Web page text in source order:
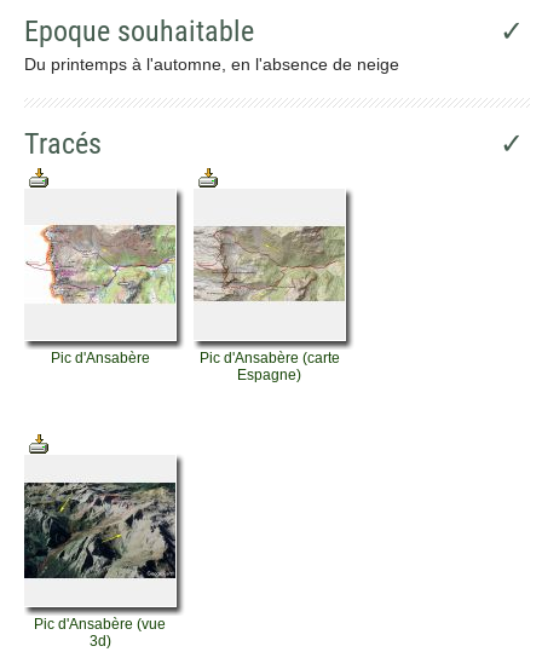
Epoque souhaitable ✓
Du printemps à l'automne, en l'absence de neige
Tracés ✓
Pic d'Ansabère
Pic d'Ansabère (carte
Espagne)
Pic d'Ansabère (vue
3d)